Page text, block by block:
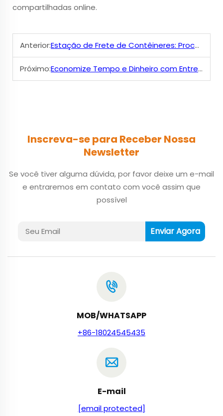
compartilhadas online.
Anterior:Estação de Frete de Contêineres: Processo e Operações Explorados
Próximo:Economize Tempo e Dinheiro com Entrega de Frete Expresso
Inscreva-se para Receber Nossa
Newsletter
Se você tiver alguma dúvida, por favor deixe um e-mail
e entraremos em contato com você assim que
possível
Enviar Agora
MOB/WHATSAPP
+86-18024545435
E-mail
[email protected]